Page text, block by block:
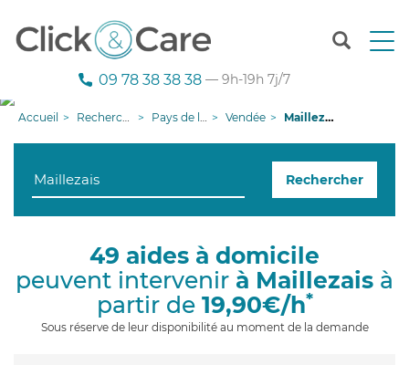
T
n
g
i
09 78 38 38 38 — 9h-19h 7j/7
Accueil Recherche aide à domicile Pays de la Loire Vendée Maillezais
Rechercher
49 aides à domicile
peuvent intervenir à Maillezais à
partir de 19,90€/h*
Sous réserve de leur disponibilité au moment de la demande